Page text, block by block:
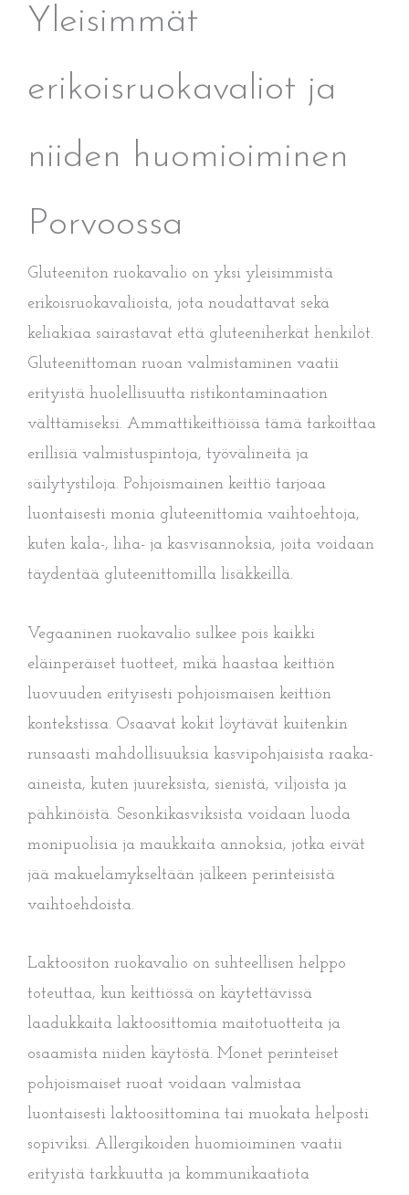
Yleisimmät
erikoisruokavaliot ja
niiden huomioiminen
Porvoossa
Gluteeniton ruokavalio on yksi yleisimmistä
erikoisruokavalioista, jota noudattavat sekä
keliakiaa sairastavat että gluteeniherkät henkilöt.
Gluteenittoman ruoan valmistaminen vaatii
erityistä huolellisuutta ristikontaminaation
välttämiseksi. Ammattikeittiöissä tämä tarkoittaa
erillisiä valmistuspintoja, työvälineitä ja
säilytystiloja. Pohjoismainen keittiö tarjoaa
luontaisesti monia gluteenittomia vaihtoehtoja,
kuten kala-, liha- ja kasvisannoksia, joita voidaan
täydentää gluteenittomilla lisäkkeillä.
Vegaaninen ruokavalio sulkee pois kaikki
eläinperäiset tuotteet, mikä haastaa keittiön
luovuuden erityisesti pohjoismaisen keittiön
kontekstissa. Osaavat kokit löytävät kuitenkin
runsaasti mahdollisuuksia kasvipohjaisista raaka-
aineista, kuten juureksista, sienistä, viljoista ja
pähkinöistä. Sesonkikasviksista voidaan luoda
monipuolisia ja maukkaita annoksia, jotka eivät
jää makuelämykseltään jälkeen perinteisistä
vaihtoehdoista.
Laktoositon ruokavalio on suhteellisen helppo
toteuttaa, kun keittiössä on käytettävissä
laadukkaita laktoosittomia maitotuotteita ja
osaamista niiden käytöstä. Monet perinteiset
pohjoismaiset ruoat voidaan valmistaa
luontaisesti laktoosittomina tai muokata helposti
sopiviksi. Allergikoiden huomioiminen vaatii
erityistä tarkkuutta ja kommunikaatiota